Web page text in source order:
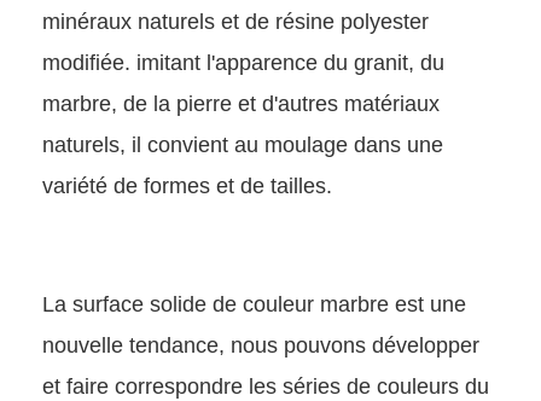
minéraux naturels et de résine polyester
modifiée. imitant l'apparence du granit, du
marbre, de la pierre et d'autres matériaux
naturels, il convient au moulage dans une
variété de formes et de tailles.
La surface solide de couleur marbre est une
nouvelle tendance, nous pouvons développer
et faire correspondre les séries de couleurs du